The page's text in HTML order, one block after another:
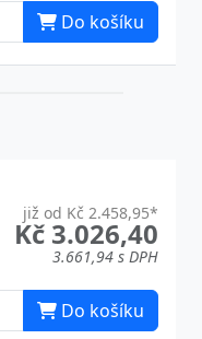
Do košíku
již od Kč 2.458,95*
Kč 3.026,40
3.661,94 s DPH
Do košíku